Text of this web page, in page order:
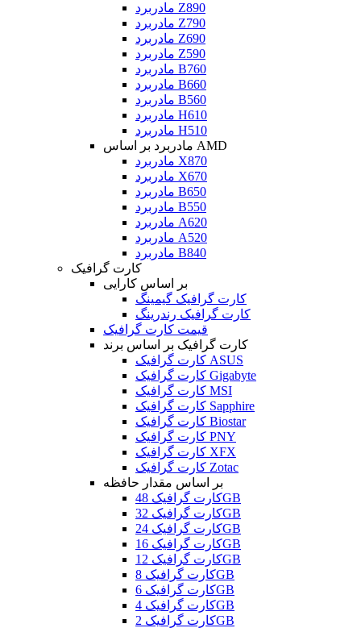
مادربرد Z890
مادربرد Z790
مادربرد Z690
مادربرد Z590
مادربرد B760
مادربرد B660
مادربرد B560
مادربرد H610
مادربرد H510
مادربرد بر اساس AMD
مادربرد X870
مادربرد X670
مادربرد B650
مادربرد B550
مادربرد A620
مادربرد A520
مادربرد B840
کارت گرافیک
بر اساس کارایی
کارت گرافیک گیمینگ
کارت گرافیک رندرینگ
قیمت کارت گرافیک
کارت گرافیک بر اساس برند
کارت گرافیک ASUS
کارت گرافیک Gigabyte
کارت گرافیک MSI
کارت گرافیک Sapphire
کارت گرافیک Biostar
کارت گرافیک PNY
کارت گرافیک XFX
کارت گرافیک Zotac
بر اساس مقدار حافظه
کارت گرافیک 48GB
کارت گرافیک 32GB
کارت گرافیک 24GB
کارت گرافیک 16GB
کارت گرافیک 12GB
کارت گرافیک 8GB
کارت گرافیک 6GB
کارت گرافیک 4GB
کارت گرافیک 2GB